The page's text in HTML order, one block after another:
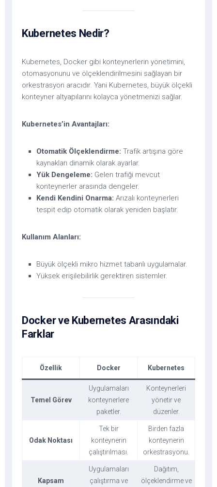
Kubernetes Nedir?
Kubernetes, Docker gibi konteynerlerin yönetimini,
otomasyonunu ve ölçeklendirilmesini sağlayan bir
orkestrasyon aracıdır. Yani Kubernetes, büyük ölçekli
konteyner altyapılarını kolayca yönetmenizi sağlar.
Kubernetes’in Avantajları:
Otomatik Ölçeklendirme: Trafik artışına göre
kaynakları dinamik olarak ayarlar.
Yük Dengeleme: Gelen trafiği mevcut
konteynerler arasında dengeler.
Kendi Kendini Onarma: Arızalı konteynerleri
tespit edip otomatik olarak yeniden başlatır.
Kullanım Alanları:
Büyük ölçekli mikro hizmet tabanlı uygulamalar.
Yüksek erişilebilirlik gerektiren sistemler.
Docker ve Kubernetes Arasındaki
Farklar
Özellik Docker Kubernetes
Temel Görev
Uygulamaları
konteynerlere
paketler.
Konteynerleri
yönetir ve
düzenler.
Odak Noktası
Tek bir
konteynerin
çalıştırılması.
Birden fazla
konteynerin
orkestrasyonu.
Kapsam
Uygulamaları
çalıştırma ve
Dağıtım,
ölçeklendirme ve